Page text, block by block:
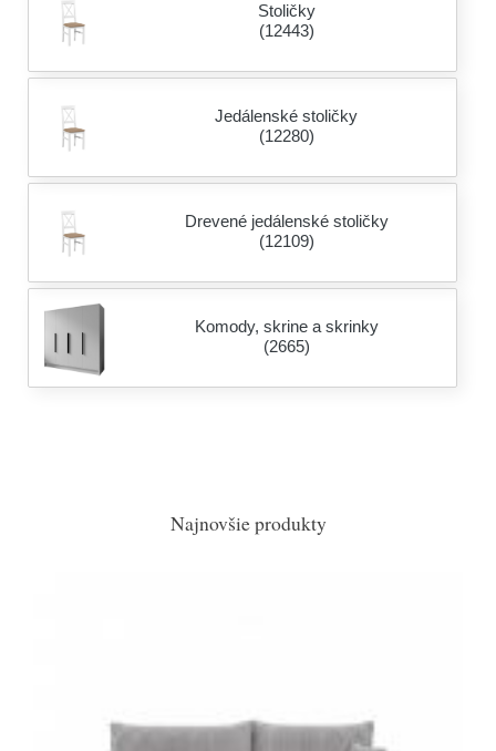
Stoličky
(12443)
Jedálenské stoličky
(12280)
Drevené jedálenské stoličky
(12109)
Komody, skrine a skrinky
(2665)
Najnovšie produkty